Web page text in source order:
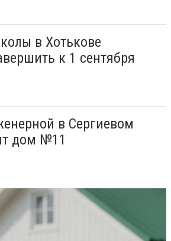
в Хотькове
к 1 сентября
в Сергиевом
дом №11